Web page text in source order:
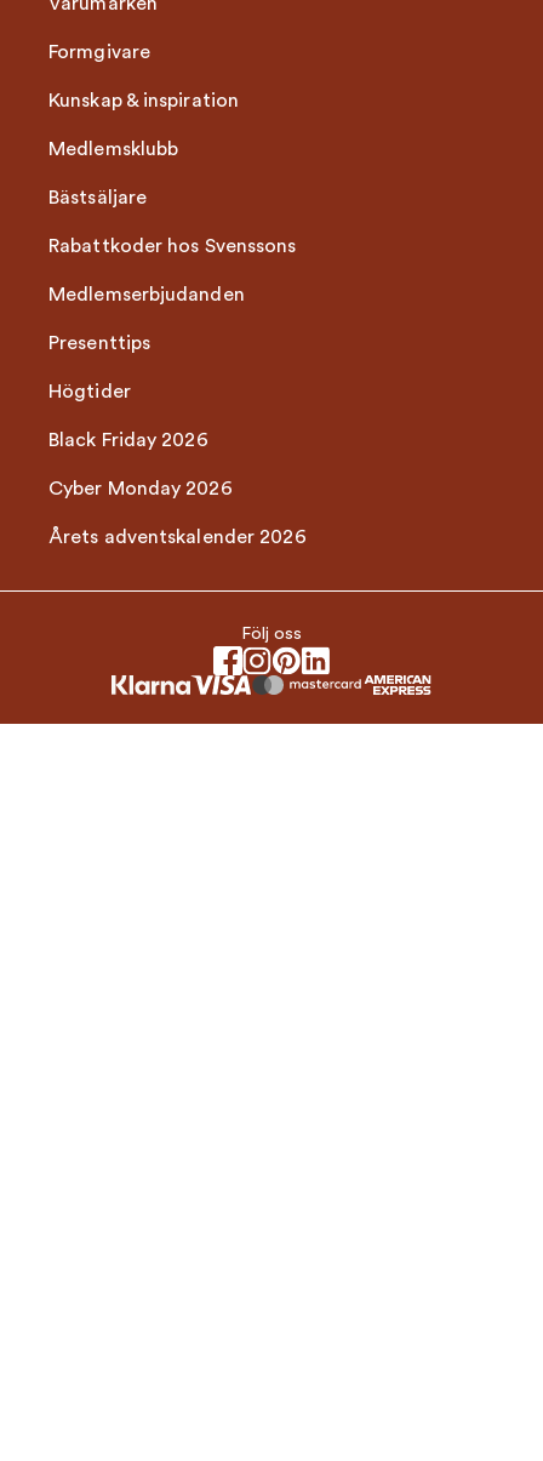
Formgivare
Kunskap & inspiration
Medlemsklubb
Bästsäljare
Rabattkoder hos Svenssons
Medlemserbjudanden
Presenttips
Högtider
Black Friday 2026
Cyber Monday 2026
Årets adventskalender 2026
Följ oss